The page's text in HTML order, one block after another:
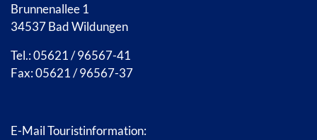
Brunnenallee 1
34537 Bad Wildungen
Tel.: 05621 / 96567-41
Fax: 05621 / 96567-37
E-Mail Touristinformation: